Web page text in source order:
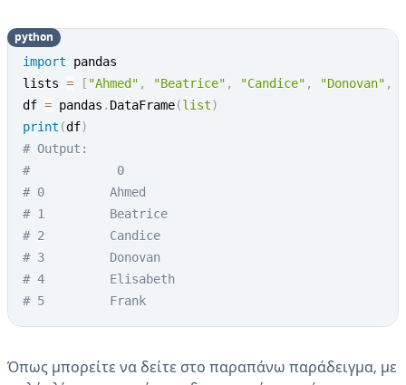
import pandas
lists = [ "Ahmed" , "Beatrice" , "Candice" , "Donovan" ,
df = pandas . DataFrame(list)
print (df)
# Output:
#            0
# 0     	Ahmed
# 1      	Beatrice
# 2     	Candice
# 3    		Donovan
# 4  	  	Elisabeth
# 5  		Frank
python
Όπως μπορείτε να δείτε στο παραπάνω παράδειγμα, με